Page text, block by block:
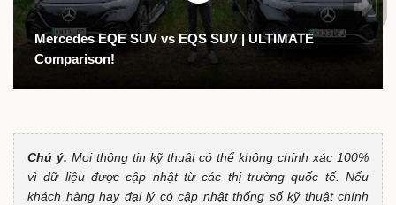
Mercedes EQE SUV vs EQS SUV | ULTIMATE
Comparison!
Chú ý. Mọi thông tin kỹ thuật có thể không chính xác 100%
vì dữ liệu được cập nhật từ các thị trường quốc tế. Nếu
khách hàng hay đại lý có cập nhật thống số kỹ thuật chính